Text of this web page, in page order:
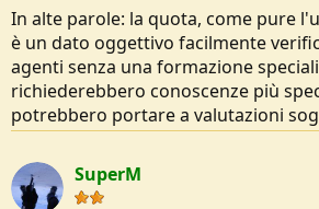
In alte parole: la quota, come pure
è un dato oggettivo facilmente
agenti senza una formazione
richiederebbero conoscenze più
potrebbero portare a valutazioni
SuperM